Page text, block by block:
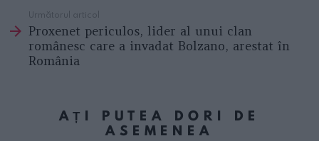
Următorul articol
Proxenet periculos, lider al unui clan
românesc care a invadat Bolzano, arestat în
România
AȚI PUTEA DORI DE
ASEMENEA